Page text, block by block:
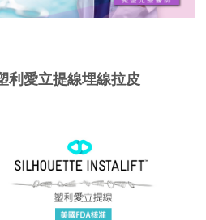
愛立提線埋線拉皮